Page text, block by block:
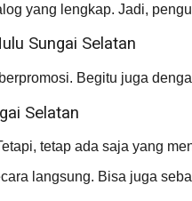
yang lengkap. Jadi,
Sungai Selatan
Begitu juga
Selatan
tetap ada saja yang
langsung. Bisa juga